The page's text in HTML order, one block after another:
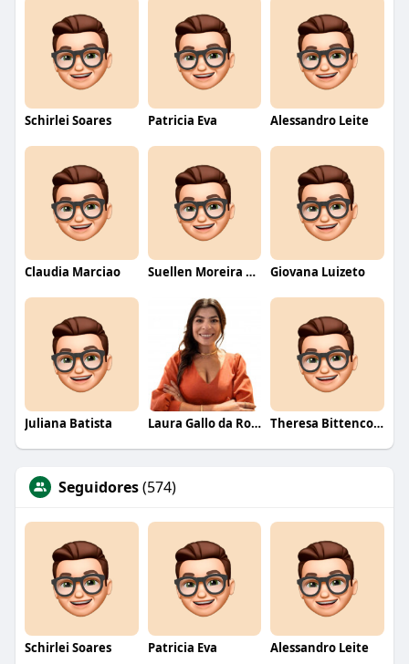
Schirlei Soares Patricia Eva Alessandro Leite
Claudia Marciao Suellen Moreira Parente de Oliveira Giovana Luizeto
Juliana Batista Laura Gallo da Rosa Theresa Bittencourt
Seguidores(574)
Schirlei Soares Patricia Eva Alessandro Leite